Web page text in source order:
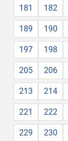
181 182
189 190
197 198
205 206
213 214
221 222
229 230